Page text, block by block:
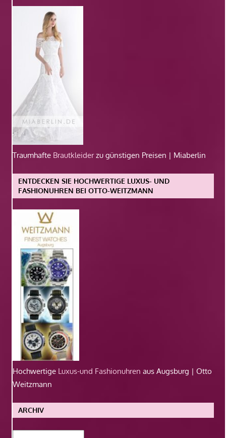
Traumhafte Brautkleiderzu günstigen Preisen | Miaberlin
ENTDECKEN SIE HOCHWERTIGE LUXUS- UND
FASHIONUHREN BEI OTTO-WEITZMANN
Hochwertige Luxus-und Fashionuhren aus Augsburg | Otto
Weitzmann
ARCHIV